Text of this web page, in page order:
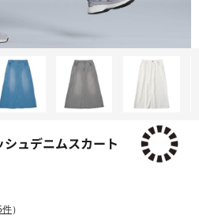
ュデニムスカート
件）